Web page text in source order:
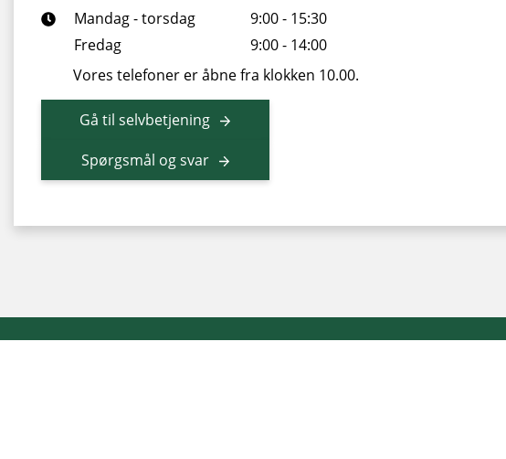
Mandag - torsdag
9:00 - 15:30
Fredag
9:00 - 14:00
Vores telefoner er åbne fra klokken 10.00.
Gå til selvbetjening
Spørgsmål og svar